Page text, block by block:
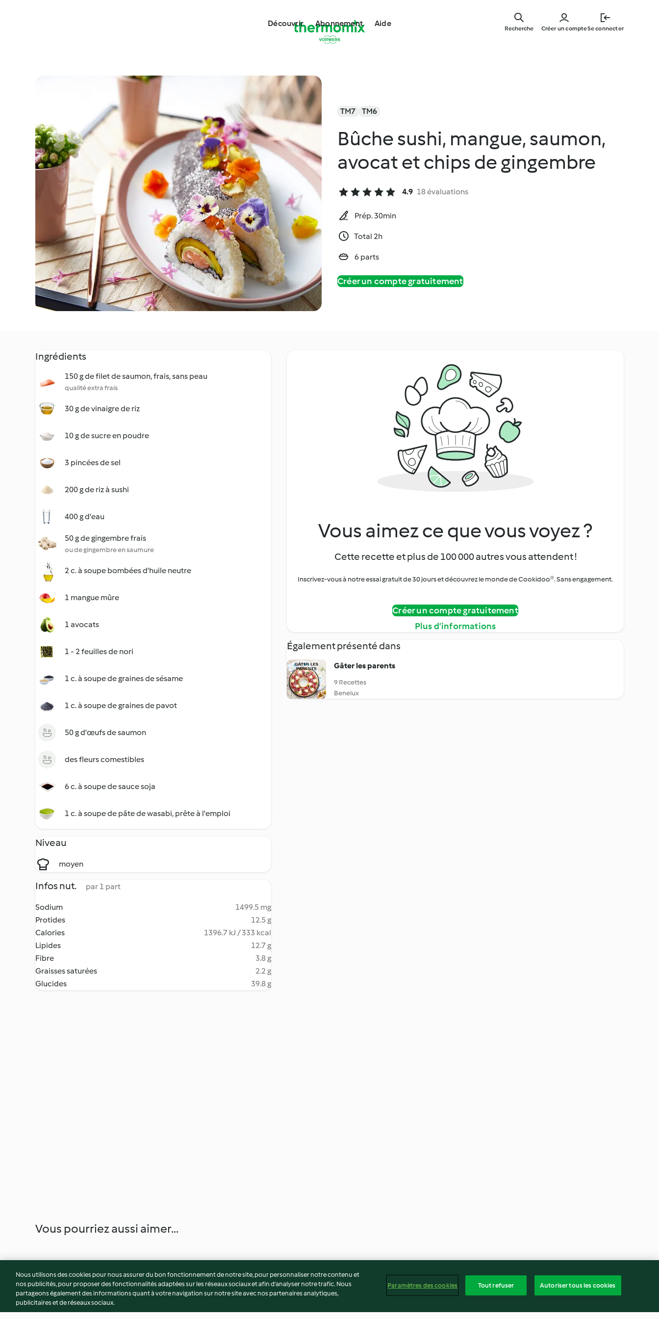
main
Découvrir Abonnement Aide
Créer un compteSe connecter
Recherche
TM7 TM6
Bûche sushi, mangue, saumon,
avocat et chips de gingembre
4.9 18 évaluations
Prép. 30min
Total 2h
6 parts
Créer un compte gratuitement
Ingrédients
150 g de filet de saumon, frais, sans peau
qualité extra frais
30 g de vinaigre de riz
10 g de sucre en poudre
3 pincées de sel
200 g de riz à sushi
400 g d'eau
50 g de gingembre frais
ou de gingembre en saumure
2 c. à soupe bombées d'huile neutre
1 mangue mûre
1 avocats
1 - 2 feuilles de nori
1 c. à soupe de graines de sésame
1 c. à soupe de graines de pavot
50 g d'œufs de saumon
des fleurs comestibles
6 c. à soupe de sauce soja
1 c. à soupe de pâte de wasabi, prête à l'emploi
Niveau
moyen
Infos nut. par 1 part
Sodium
1499.5 mg
Protides
12.5 g
Calories
1396.7 kJ / 333 kcal
Lipides
12.7 g
Fibre
3.8 g
Graisses saturées
2.2 g
Glucides
39.8 g
Vous aimez ce que vous voyez ?
Cette recette et plus de 100 000 autres vous attendent !
Inscrivez-vous à notre essai gratuit de 30 jours et découvrez le monde de Cookidoo®. Sans engagement.
Créer un compte gratuitement
Plus d’informations
Également présenté dans
Gâter les parents
9 Recettes
Benelux
Vous pourriez aussi aimer...
Nous utilisons des cookies pour nous assurer du bon fonctionnement de notre site, pour personnaliser notre contenu et
nos publicités, pour proposer des fonctionnalités adaptées sur les réseaux sociaux et afin d’analyser notre trafic. Nous
partageons également des informations quant à votre navigation sur notre site avec nos partenaires analytiques,
publicitaires et de réseaux sociaux.
Paramètres des cookies Tout refuser Autoriser tous les cookies